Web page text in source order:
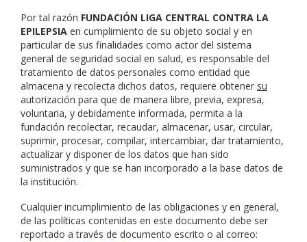
Por tal razón FUNDACIÓN LIGA CENTRAL CONTRA LA
EPILEPSIA en cumplimiento de su objeto social y en
particular de sus finalidades como actor del sistema
general de seguridad social en salud, es responsable del
tratamiento de datos personales como entidad que
almacena y recolecta dichos datos, requiere obtener su
autorización para que de manera libre, previa, expresa,
voluntaria, y debidamente informada, permita a la
fundación recolectar, recaudar, almacenar, usar, circular,
suprimir, procesar, compilar, intercambiar, dar tratamiento,
actualizar y disponer de los datos que han sido
suministrados y que se han incorporado a la base datos de
la institución.
Cualquier incumplimiento de las obligaciones y en general,
de las políticas contenidas en este documento debe ser
reportado a través de documento escrito o al correo: